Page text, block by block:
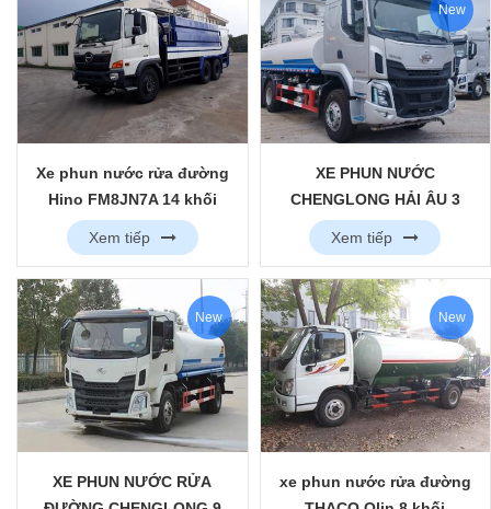
Xe phun nước rửa đường
Hino FM8JN7A 14 khối
Xem tiếp
New
XE PHUN NƯỚC
CHENGLONG HẢI ÂU 3
CHÂN 14 KHỐI NHẬP KHẨU
Xem tiếp
New
XE PHUN NƯỚC RỬA
New
xe phun nước rửa đường